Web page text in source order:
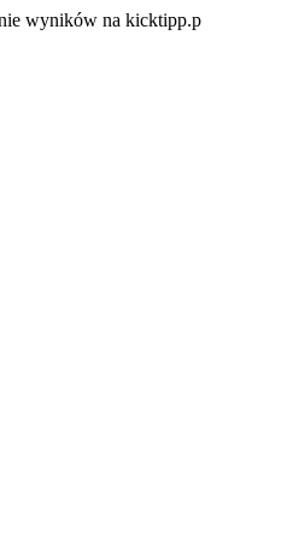
wyników na kicktipp.pZacznij